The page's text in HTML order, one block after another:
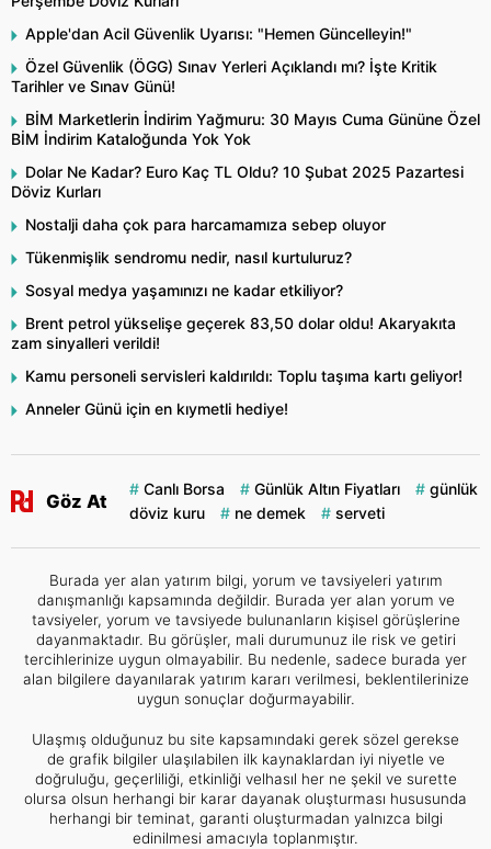
Apple'dan Acil Güvenlik Uyarısı: "Hemen Güncelleyin!"
Özel Güvenlik (ÖGG) Sınav Yerleri Açıklandı mı? İşte Kritik
Tarihler ve Sınav Günü!
BİM Marketlerin İndirim Yağmuru: 30 Mayıs Cuma Gününe Özel
BİM İndirim Kataloğunda Yok Yok
Dolar Ne Kadar? Euro Kaç TL Oldu? 10 Şubat 2025 Pazartesi
Döviz Kurları
Nostalji daha çok para harcamamıza sebep oluyor
Tükenmişlik sendromu nedir, nasıl kurtuluruz?
Sosyal medya yaşamınızı ne kadar etkiliyor?
Brent petrol yükselişe geçerek 83,50 dolar oldu! Akaryakıta
zam sinyalleri verildi!
Kamu personeli servisleri kaldırıldı: Toplu taşıma kartı geliyor!
Anneler Günü için en kıymetli hediye!
Göz At
Canlı Borsa Günlük Altın Fiyatları
günlük
döviz kuru
ne demek serveti
Burada yer alan yatırım bilgi, yorum ve tavsiyeleri yatırım
danışmanlığı kapsamında değildir. Burada yer alan yorum ve
tavsiyeler, yorum ve tavsiyede bulunanların kişisel görüşlerine
dayanmaktadır. Bu görüşler, mali durumunuz ile risk ve getiri
tercihlerinize uygun olmayabilir. Bu nedenle, sadece burada yer
alan bilgilere dayanılarak yatırım kararı verilmesi, beklentilerinize
uygun sonuçlar doğurmayabilir.
Ulaşmış olduğunuz bu site kapsamındaki gerek sözel gerekse
de grafik bilgiler ulaşılabilen ilk kaynaklardan iyi niyetle ve
doğruluğu, geçerliliği, etkinliği velhasıl her ne şekil ve surette
olursa olsun herhangi bir karar dayanak oluşturması hususunda
herhangi bir teminat, garanti oluşturmadan yalnızca bilgi
edinilmesi amacıyla toplanmıştır.